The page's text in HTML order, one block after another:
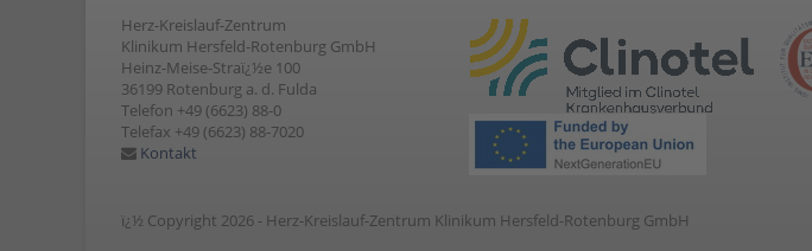
Herz-Kreislauf-Zentrum
Klinikum Hersfeld-Rotenburg GmbH
Heinz-Meise-Straï¿½e 100
36199 Rotenburg a. d. Fulda
Telefon +49 (6623) 88-0
Telefax +49 (6623) 88-7020
Kontakt
ï¿½ Copyright 2026 - Herz-Kreislauf-Zentrum Klinikum Hersfeld-Rotenburg GmbH